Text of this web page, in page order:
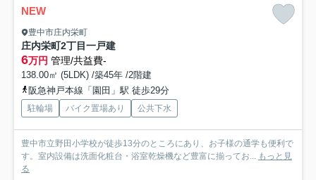
NEW
豊中市庄内栄町
庄内栄町2丁目一戸建
6万円 管理/共益費-
138.00㎡ (5LDK) /築45年 /2階建
阪急神戸本線「園田」駅 徒歩29分
駐輪場 バイク置場あり 公共下水
豊中市立野田小学校が徒歩13分のところにあり、お子様の通学も便利で
す。室内設備は洗面化粧台・浴室乾燥機など豊富に揃ってお... もっと見
る